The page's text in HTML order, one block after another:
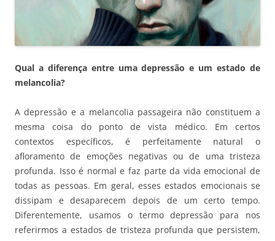
Qual a diferença entre uma depressão e um estado de
melancolia?
A depressão e a melancolia passageira não constituem a
mesma coisa do ponto de vista médico. Em certos
contextos específicos, é perfeitamente natural o
afloramento de emoções negativas ou de uma tristeza
profunda. Isso é normal e faz parte da vida emocional de
todas as pessoas. Em geral, esses estados emocionais se
dissipam e desaparecem depois de um certo tempo.
Diferentemente, usamos o termo depressão para nos
referirmos a estados de tristeza profunda que persistem,